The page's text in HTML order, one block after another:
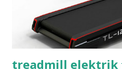
treadmill elektrik